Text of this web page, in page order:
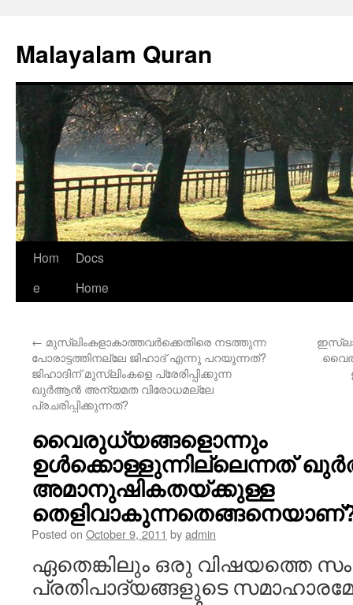
Malayalam Quran
Skip
Hom
e
Docs
Home
← മുസ്ലിംകളാകാത്തവര്‍ക്കെതിരെ നടത്തുന്ന
പോരാട്ടത്തിനല്ലേ ജിഹാദ് എന്നു പറയുന്നത്?
ജിഹാദിന് മുസ്ലിംകളെ പ്രേരിപ്പിക്കുന്ന
ഖുര്‍ആന്‍ അന്യമത വിരോധമല്ലേ
പ്രചരിപ്പിക്കുന്നത്?
വൈരുധ്യങ്ങളൊന്നും
ഉള്‍ക്കൊള്ളുന്നില്ലെന്നത്
അമാനുഷികതയ്ക്കുള്ള
Posted on October 9, 2011 byadmin
ഏതെങ്കിലും ഒരു വിഷയത്തെ
പ്രതിപാദ്യങ്ങളുടെ